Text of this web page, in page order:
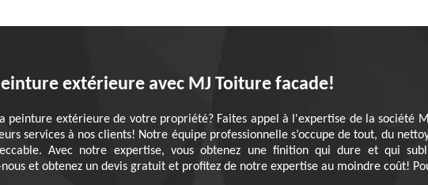
extérieure avec MJ Toiture facade!
peinture extérieure de votre propriété? Faites appel à l'expertise de la société
services à nos clients! Notre équipe professionnelle s’occupe de tout, du
Avec notre expertise, vous obtenez une finition qui dure et qui
et obtenez un devis gratuit et profitez de notre expertise au moindre coût!